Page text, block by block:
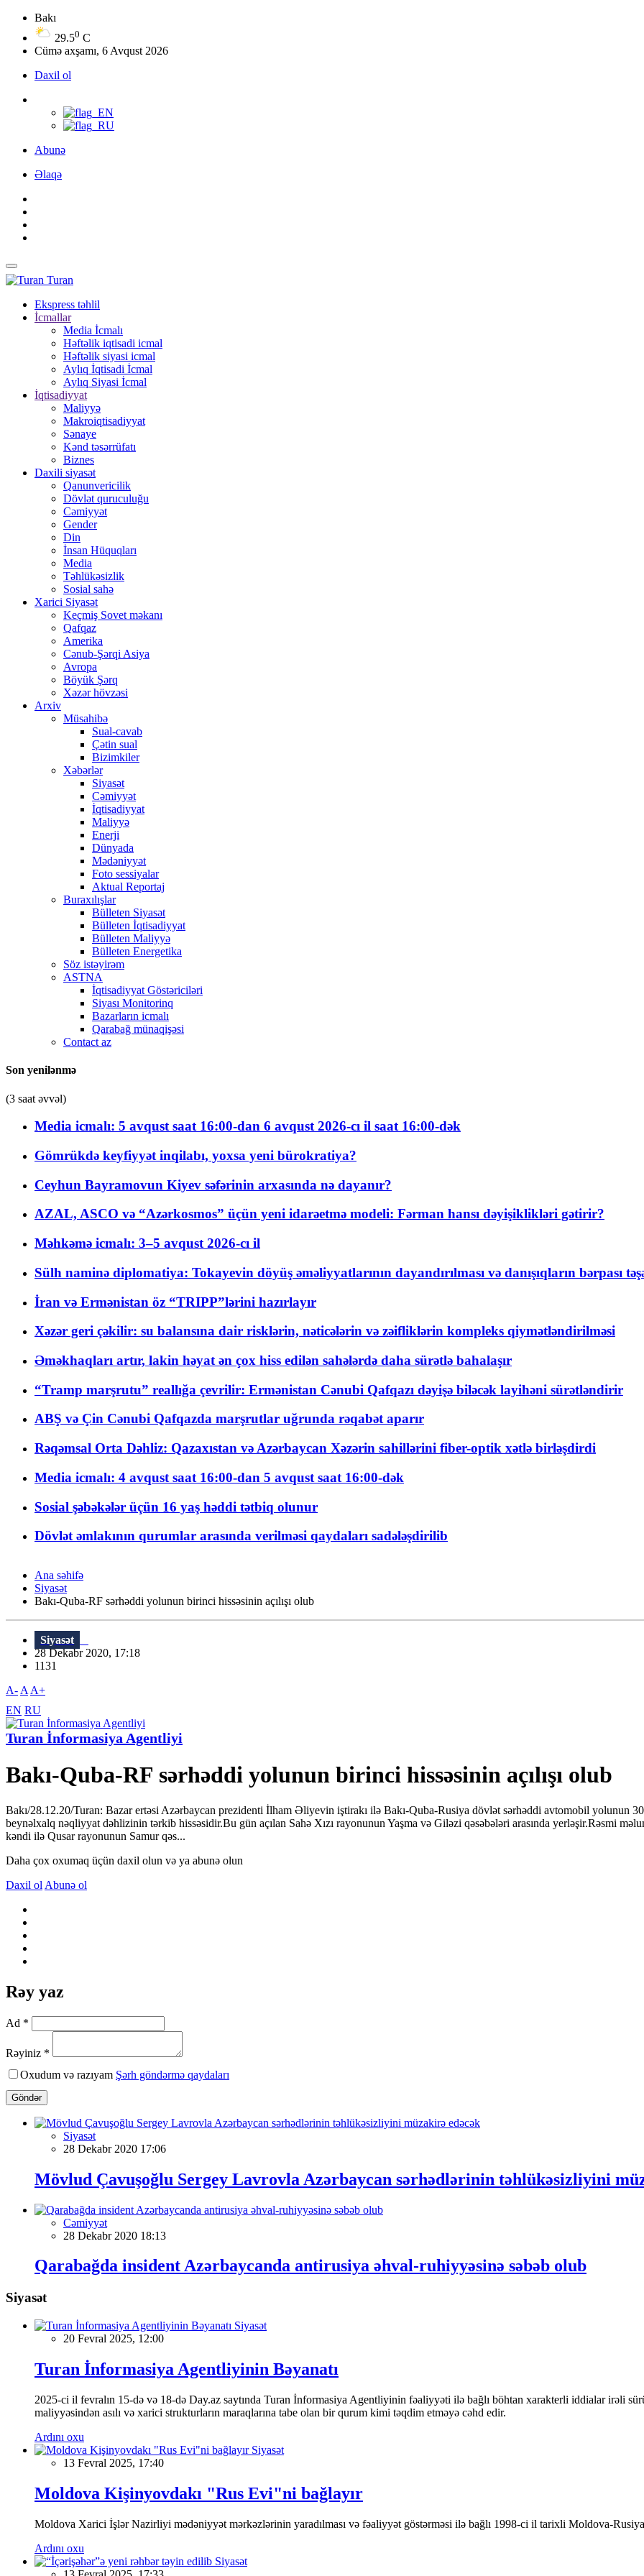
Bakı
29.50 C
Cümə axşamı, 6 Avqust 2026
Daxil ol
Abunə
Əlaqə
Turan
Ekspress təhlil
İcmallar
Media İcmalı
Həftəlik iqtisadi icmal
Həftəlik siyasi icmal
Aylıq İqtisadi İcmal
Aylıq Siyasi İcmal
İqtisadiyyat
Maliyyə
Makroiqtisadiyyat
Sənaye
Kənd təsərrüfatı
Biznes
Daxili siyasət
Qanunvericilik
Dövlət quruculuğu
Cəmiyyət
Gender
Din
İnsan Hüquqları
Media
Təhlükəsizlik
Sosial sahə
Xarici Siyasət
Keçmiş Sovet məkanı
Qafqaz
Amerika
Cənub-Şərqi Asiya
Avropa
Böyük Şərq
Xəzər hövzəsi
Arxiv
Müsahibə
Sual-cavab
Çətin sual
Bizimkiler
Xəbərlər
Siyasət
Cəmiyyət
İqtisadiyyat
Maliyyə
Enerji
Dünyada
Mədəniyyət
Foto sessiyalar
Aktual Reportaj
Buraxılışlar
Bülleten Siyasət
Bülleten İqtisadiyyat
Bülleten Maliyyə
Bülleten Energetika
Söz istəyirəm
ASTNA
İqtisadiyyat Göstəriciləri
Siyası Monitorinq
Bazarların icmalı
Qarabağ münaqişəsi
Contact az
Son yenilənmə
(3 saat əvvəl)
Media icmalı: 5 avqust saat 16:00-dan 6 avqust 2026-cı il saat 16:00-dək
Gömrükdə keyfiyyət inqilabı, yoxsa yeni bürokratiya?
Ceyhun Bayramovun Kiyev səfərinin arxasında nə dayanır?
AZAL, ASCO və “Azərkosmos” üçün yeni idarəetmə modeli: Fərman hansı dəyişiklikləri gətirir?
Məhkəmə icmalı: 3–5 avqust 2026-cı il
Sülh naminə diplomatiya: Tokayevin döyüş əməliyyatlarının dayandırılması və danışıqların bərpası
İran və Ermənistan öz “TRIPP”lərini hazırlayır
Xəzər geri çəkilir: su balansına dair risklərin, nəticələrin və zəifliklərin kompleks qiymətləndirilməsi
Əməkhaqları artır, lakin həyat ən çox hiss edilən sahələrdə daha sürətlə bahalaşır
“Tramp marşrutu” reallığa çevrilir: Ermənistan Cənubi Qafqazı dəyişə biləcək layihəni sürətləndirir
ABŞ və Çin Cənubi Qafqazda marşrutlar uğrunda rəqabət aparır
Rəqəmsal Orta Dəhliz: Qazaxıstan və Azərbaycan Xəzərin sahillərini fiber-optik xətlə birləşdirdi
Media icmalı: 4 avqust saat 16:00-dan 5 avqust saat 16:00-dək
Sosial şəbəkələr üçün 16 yaş həddi tətbiq olunur
Dövlət əmlakının qurumlar arasında verilməsi qaydaları sadələşdirilib
Ana səhifə
Siyasət
Bakı-Quba-RF sərhəddi yolunun birinci hissəsinin açılışı olub
Siyasət
28 Dekabr 2020, 17:18
1131
A- A A+
EN RU
Turan İnformasiya Agentliyi
Bakı-Quba-RF sərhəddi yolunun birinci hissəsinin açılışı olub
Bakı/28.12.20/Turan: Bazar ertəsi Azərbaycan prezidenti İlham Əliyevin iştirakı ilə Bakı-Quba-Rusiya dövlət sərhəddi avtomobil yolunun
beynəlxalq nəqliyyat dəhlizinin tərkib hissəsidir.Bu gün açılan Sahə Xızı rayonunun Yaşma və Giləzi qəsəbələri arasında yerləşir.Rəsmi
kəndi ilə Qusar rayonunun Samur qəs...
Daha çox oxumaq üçün daxil olun və ya abunə olun
Daxil ol Abunə ol
Rəy yaz
Ad *
Rəyiniz *
Oxudum və razıyam Şərh göndərmə qaydaları
Göndər
Siyasət
28 Dekabr 2020 17:06
Mövlud Çavuşoğlu Sergey Lavrovla Azərbaycan sərhədlərinin təhlükəsizliyini
Cəmiyyət
28 Dekabr 2020 18:13
Qarabağda insident Azərbaycanda antirusiya əhval-ruhiyyəsinə səbəb olub
Siyasət
Siyasət
20 Fevral 2025, 12:00
Turan İnformasiya Agentliyinin Bəyanatı
2025-ci il fevralın 15-də və 18-də Day.az saytında Turan İnformasiya Agentliyinin fəaliyyəti ilə bağlı böhtan xarakterli iddialar irəli
maliyyəsindən asılı və xarici strukturların maraqlarına tabe olan bir qurum kimi təqdim etməyə cəhd edir.
Ardını oxu
Siyasət
13 Fevral 2025, 17:40
Moldova Kişinyovdakı "Rus Evi"ni bağlayır
Moldova Xarici İşlər Nazirliyi mədəniyyət mərkəzlərinin yaradılması və fəaliyyət göstərməsi ilə bağlı 1998-ci il tarixli Moldova-
Ardını oxu
Siyasət